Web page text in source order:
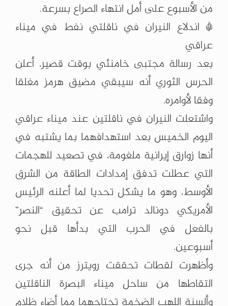
من الأسبوع على أمل انتهاء الصراع بسرعة.
* اندلاع النيران في ناقلتي نفط في ميناء
عراقي
بعد رسالة مجتبى خامنئي بوقت قصير، أعلن
الحرس الثوري أنه سيبقي مضيق هرمز مغلقا
وفقا لأوامره.
واشتعلت النيران في ناقلتين عند ميناء عراقي
اليوم الخميس بعد استهدافهما بما يشتبه في
أنها زوارق إيرانية ملغومة، في تصعيد للهجمات
التي عطلت تدفق إمدادات الطاقة من الشرق
الأوسط، وهو ما يشكل تحديا لما أعلنه الرئيس
الأمريكي دونالد ترامب عن تحقيق “النصر”
بالفعل في الحرب التي بدأها قبل نحو
أسبوعين.
وأظهرت لقطات تحققت رويترز من أنه جرى
التقاطها من ساحل ميناء البصرة الناقلتين